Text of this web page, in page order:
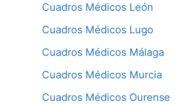
Cuadros Médicos León
Cuadros Médicos Lugo
Cuadros Médicos Málaga
Cuadros Médicos Murcia
Cuadros Médicos Ourense